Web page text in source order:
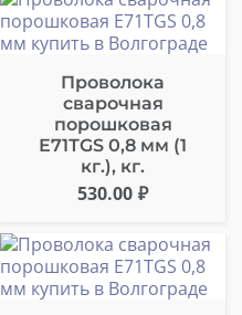
Проволока
сварочная
порошковая
Е71ТGS 0,8 мм (1
кг.), кг.
530.00 ₽